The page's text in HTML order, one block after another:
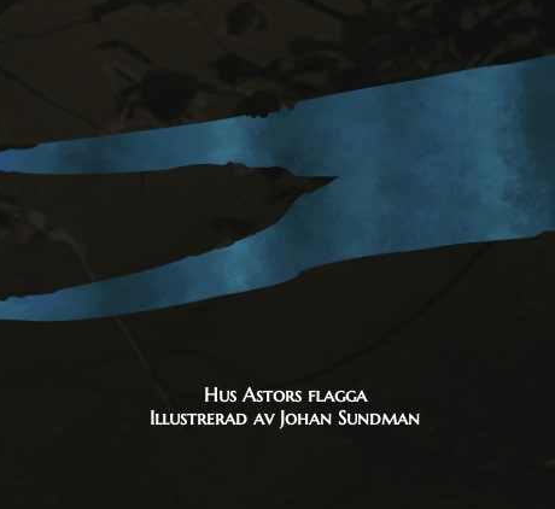
Hus Astors flagga
Illustrerad av Johan Sundman